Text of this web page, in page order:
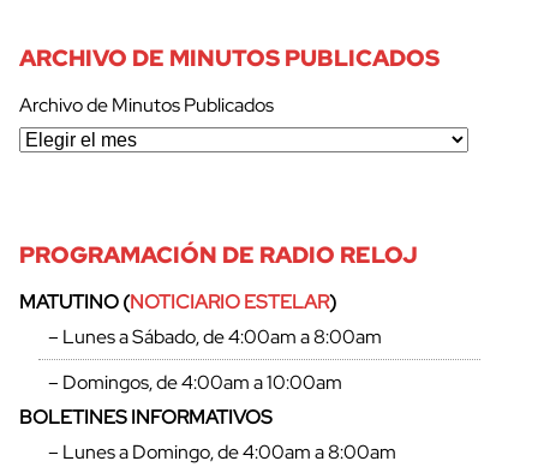
ARCHIVO DE MINUTOS PUBLICADOS
Archivo de Minutos Publicados
PROGRAMACIÓN DE RADIO RELOJ
MATUTINO (NOTICIARIO ESTELAR)
– Lunes a Sábado, de 4:00am a 8:00am
– Domingos, de 4:00am a 10:00am
BOLETINES INFORMATIVOS
– Lunes a Domingo, de 4:00am a 8:00am